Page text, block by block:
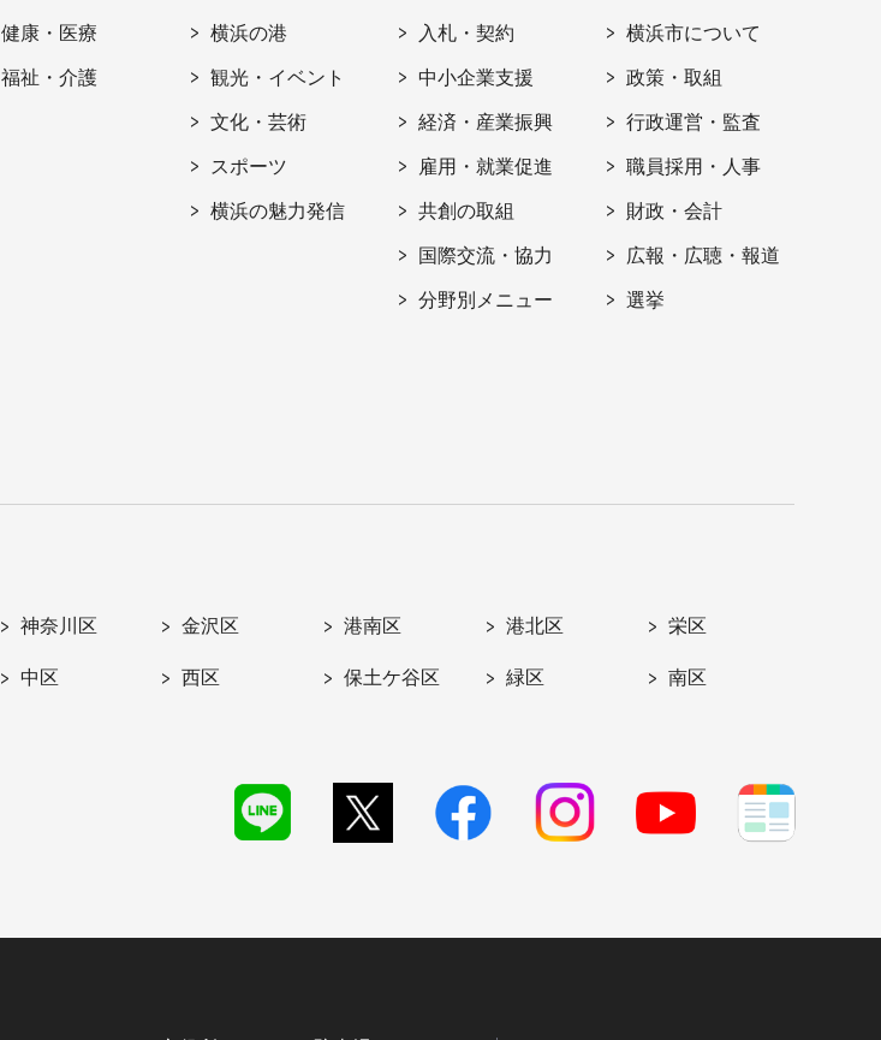
健康・医療
福祉・介護
横浜の港
観光・イベント
文化・芸術
スポーツ
横浜の魅力発信
入札・契約
中小企業支援
経済・産業振興
雇用・就業促進
共創の取組
国際交流・協力
分野別メニュー
横浜市について
政策・取組
行政運営・監査
職員採用・人事
財政・会計
広報・広聴・報道
選挙
神奈川区 金沢区 港南区 港北区 栄区
中区 西区 保土ケ谷区 緑区 南区